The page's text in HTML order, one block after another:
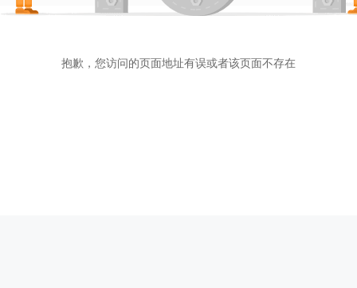
抱歉，您访问的页面地址有误或者该页面不存在